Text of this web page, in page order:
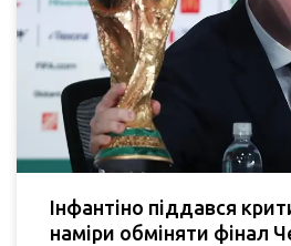
Інфантіно піддався
наміри обміняти фінал